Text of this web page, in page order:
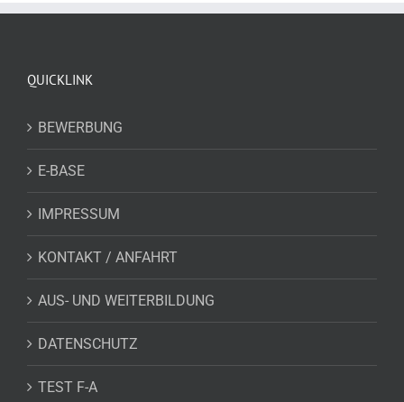
QUICKLINK
BEWERBUNG
E-BASE
IMPRESSUM
KONTAKT / ANFAHRT
AUS- UND WEITERBILDUNG
DATENSCHUTZ
TEST F-A